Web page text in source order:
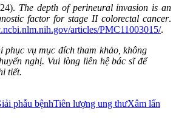
The depth of perineural invasion is an
factor for stage II colorectal cancer.
articles/PMC11003015/.
phục vụ mục đích tham khảo, không
nghị. Vui lòng liên hệ bác sĩ để
tiết.
phẫu bệnhTiên lượng ung thưXâm lấn